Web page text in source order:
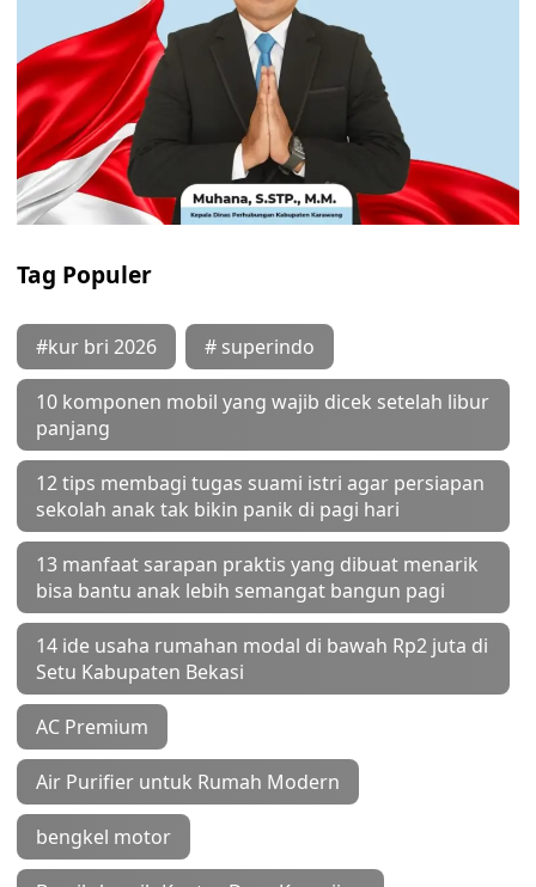
Tag Populer
#kur bri 2026 # superindo
10 komponen mobil yang wajib dicek setelah libur
panjang
12 tips membagi tugas suami istri agar persiapan
sekolah anak tak bikin panik di pagi hari
13 manfaat sarapan praktis yang dibuat menarik
bisa bantu anak lebih semangat bangun pagi
14 ide usaha rumahan modal di bawah Rp2 juta di
Setu Kabupaten Bekasi
AC Premium
Air Purifier untuk Rumah Modern
bengkel motor